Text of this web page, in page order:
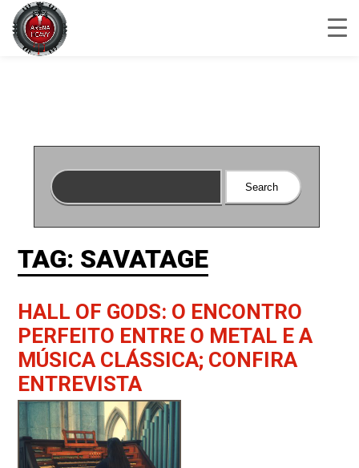
TAG: SAVATAGE
HALL OF GODS: O ENCONTRO
PERFEITO ENTRE O METAL E A
MÚSICA CLÁSSICA; CONFIRA
ENTREVISTA